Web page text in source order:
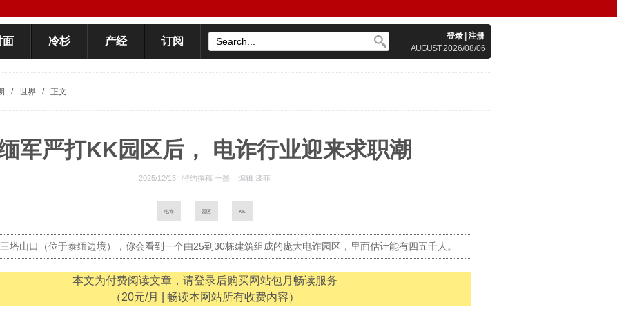
面 冷杉 产经 订阅 登录 注册
AUGUST2026/08/06
/ 世界 / 正文
军严打KK园区后， 电诈行业迎来求职潮
2025/12/15 |特约撰稿 一墨 |编辑 漆菲
电诈 园区 KK
塔山口（位于泰缅边境），你会看到一个由25到30栋建筑组成的庞大电诈园区，里面估计能有四五千人。
本文为付费阅读文章，请登录后购买网站包月畅读服务
（20元/月 | 畅读本网站所有收费内容）